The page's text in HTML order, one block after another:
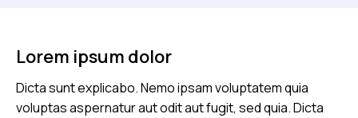
Lorem ipsum dolor
Dicta sunt explicabo. Nemo ipsam voluptatem quia
voluptas aspernatur aut odit aut fugit, sed quia. Dicta